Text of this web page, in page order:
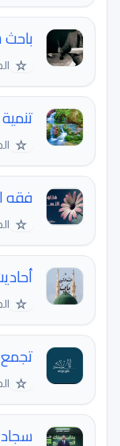
☆
☆
فقه
☆
☆
☆
سجاد